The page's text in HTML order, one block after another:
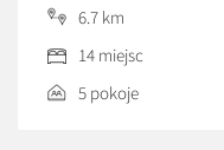
wiśniowych jak i
gospodarz pasjonuje
posiadamy wiele
6.7 km
14 miejsc
5 pokoje